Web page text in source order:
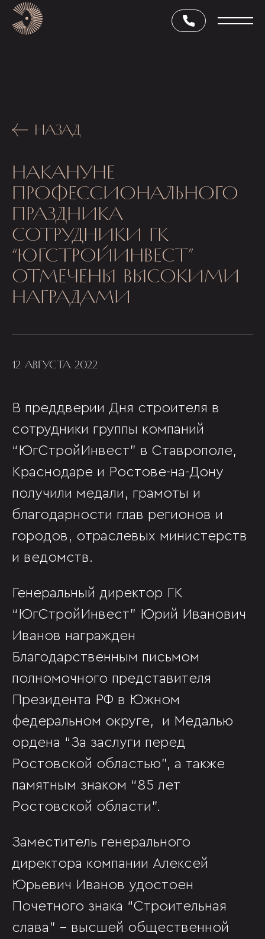
НАЗАД
НАКАНУНЕ
ПРОФЕССИОНАЛЬНОГО
ПРАЗДНИКА
СОТРУДНИКИ ГК
“ЮГСТРОЙИНВЕСТ”
ОТМЕЧЕНЫ ВЫСОКИМИ
НАГРАДАМИ
12 АВГУСТА 2022
В преддверии Дня строителя в
сотрудники группы компаний
“ЮгСтройИнвест” в Ставрополе,
Краснодаре и Ростове-на-Дону
получили медали, грамоты и
благодарности глав регионов и
городов, отраслевых министерств
и ведомств.
Генеральный директор ГК
“ЮгСтройИнвест” Юрий Иванович
Иванов награжден
Благодарственным письмом
полномочного представителя
Президента РФ в Южном
федеральном округе, и Медалью
ордена “За заслуги перед
Ростовской областью”, а также
памятным знаком “85 лет
Ростовской области”.
Заместитель генерального
директора компании Алексей
Юрьевич Иванов удостоен
Почетного знака “Строительная
слава” - высшей общественной